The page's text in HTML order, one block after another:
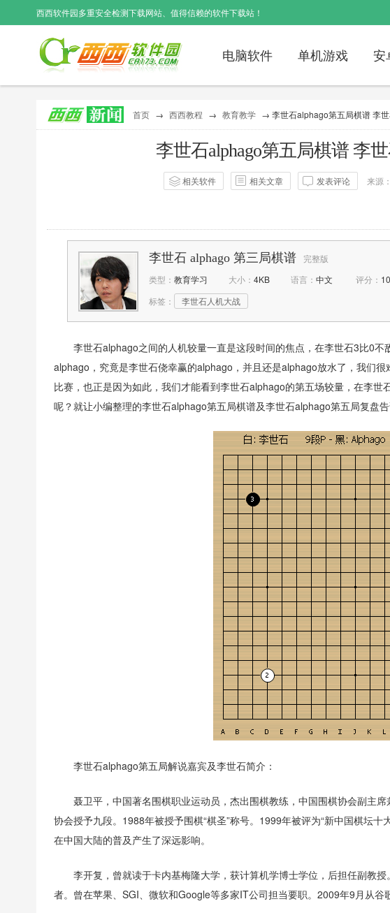
西西软件园多重安全检测下载网站、值得信赖的软件下载站！
电脑软件 单机游戏 安
首页 → 西西教程 → 教育教学 → 李世石alphago第五局棋谱 李
李世石alphago第五局棋谱 李
相关软件 相关文章 发表评论 来源：
作者：西西 点击： 2314 评论： 标
李世石 alphago 第三局棋谱 完整版
类型： 教育学习 大小： 4KB 语言： 中文 评分：
标签：
李世石人机大战
李世石alphago之间的人机较量一直是这段时间的焦点，在李世石3比0
alphago，究竟是李世石侥幸赢的alphago，并且还是alphago放水了，我们
比赛，也正是因为如此，我们才能看到李世石alphago的第五场较量，在李
呢？就让小编整理的李世石alphago第五局棋谱及李世石alphago第五局复盘告
李世石alphago第五局解说嘉宾及李世石简介：
聂卫平，中国著名围棋职业运动员，杰出围棋教练，中国围棋协会副主
协会授予九段。1988年被授予围棋“棋圣”称号。1999年被评为“新中国棋坛
在中国大陆的普及产生了深远影响。
李开复，曾就读于卡内基梅隆大学，获计算机学博士学位，后担任副教
者。曾在苹果、SGI、微软和Google等多家IT公司担当要职。2009年9月从谷